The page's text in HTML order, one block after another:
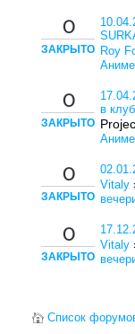
0
ЗАКРЫТО Roy
0
ЗАКРЫТО
в
0
ЗАКРЫТО
Vitaly
0
ЗАКРЫТО
Vitaly
Список